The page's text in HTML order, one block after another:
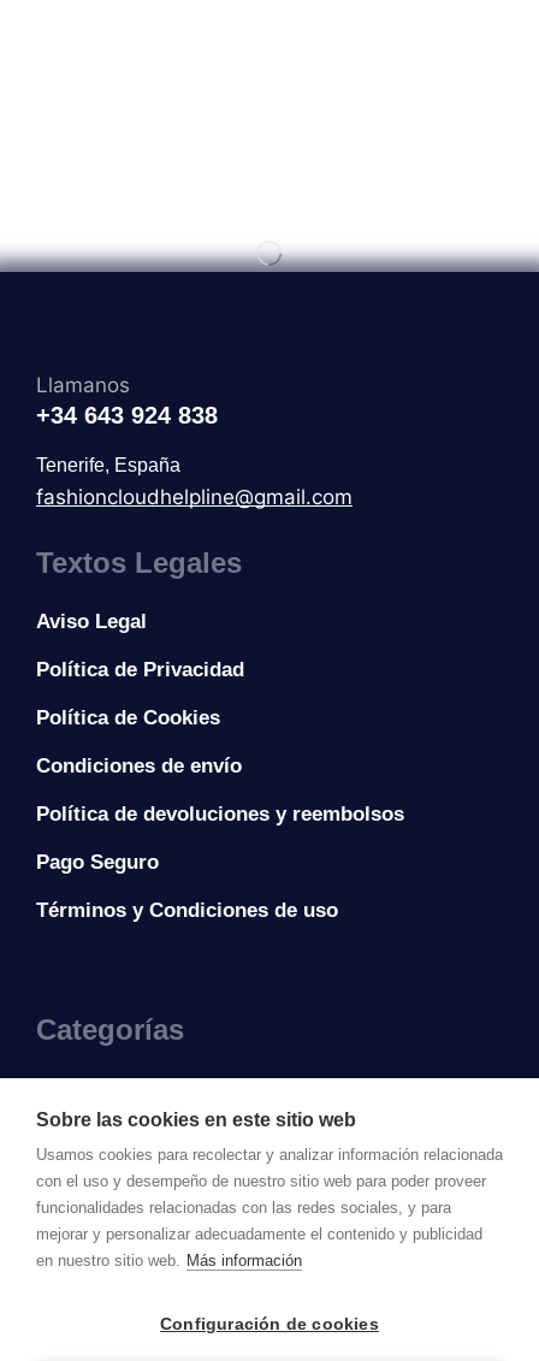
Llamanos
+34 643 924 838
Tenerife, España
fashioncloudhelpline@gmail.com
Textos Legales
Aviso Legal
Política de Privacidad
Política de Cookies
Condiciones de envío
Política de devoluciones y reembolsos
Pago Seguro
Términos y Condiciones de uso
Categorías
Vestidos de noche
Pantalones
Sobre las cookies en este sitio web
Usamos cookies para recolectar y analizar información relacionada
con el uso y desempeño de nuestro sitio web para poder proveer
funcionalidades relacionadas con las redes sociales, y para
mejorar y personalizar adecuadamente el contenido y publicidad
en nuestro sitio web. Más información
Configuración de cookies